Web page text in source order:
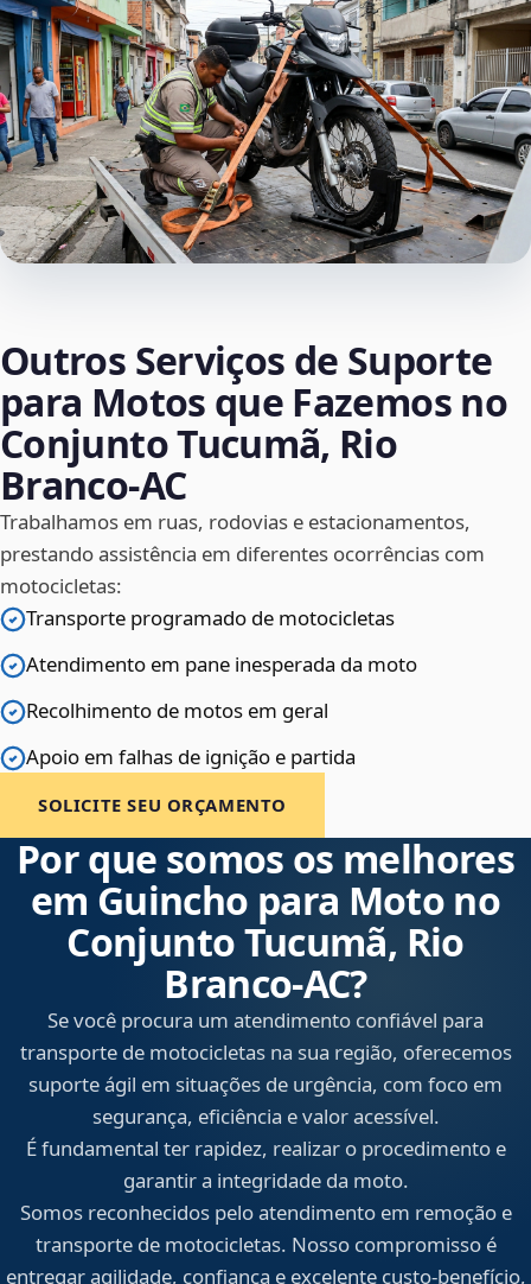
Outros Serviços de Suporte
para Motos que Fazemos no
Conjunto Tucumã, Rio
Branco‑AC
Trabalhamos em ruas, rodovias e estacionamentos,
prestando assistência em diferentes ocorrências com
motocicletas:
Transporte programado de motocicletas
Atendimento em pane inesperada da moto
Recolhimento de motos em geral
Apoio em falhas de ignição e partida
SOLICITE SEU ORÇAMENTO
Por que somos os melhores
em Guincho para Moto no
Conjunto Tucumã, Rio
Branco‑AC?
Se você procura um atendimento confiável para
transporte de motocicletas na sua região, oferecemos
suporte ágil em situações de urgência, com foco em
segurança, eficiência e valor acessível.
É fundamental ter rapidez, realizar o procedimento e
garantir a integridade da moto.
Somos reconhecidos pelo atendimento em remoção e
transporte de motocicletas. Nosso compromisso é
entregar agilidade, confiança e excelente custo-benefício,